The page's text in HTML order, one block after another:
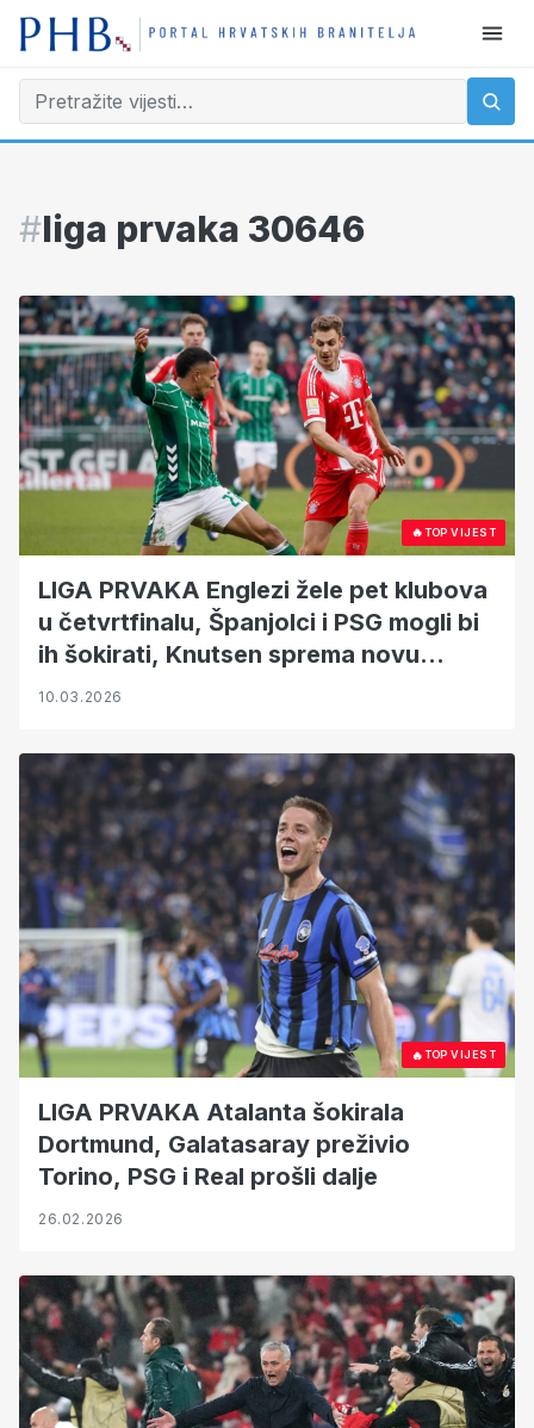
#liga prvaka 30646
🔥TOP VIJEST
LIGA PRVAKA Englezi žele pet klubova
u četvrtfinalu, Španjolci i PSG mogli bi
ih šokirati, Knutsen sprema novu
senzaciju?
10.03.2026
🔥TOP VIJEST
LIGA PRVAKA Atalanta šokirala
Dortmund, Galatasaray preživio
Torino, PSG i Real prošli dalje
26.02.2026